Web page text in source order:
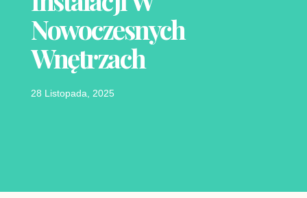
Nowoczesnych
Wnętrzach
28 Listopada, 2025